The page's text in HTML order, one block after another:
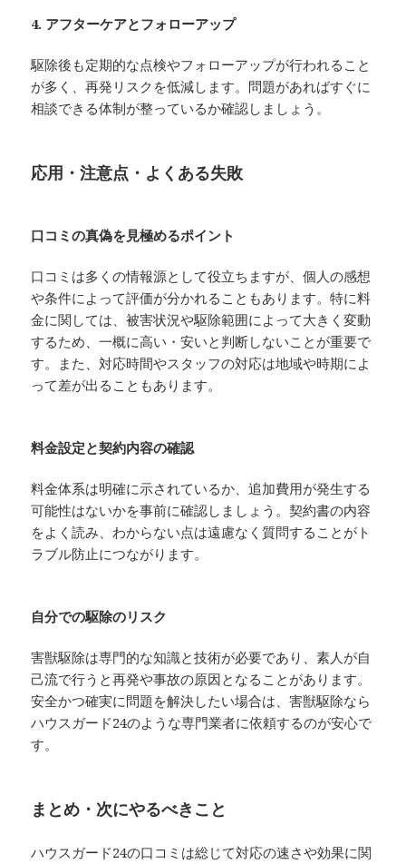
4. アフターケアとフォローアップ
駆除後も定期的な点検やフォローアップが行われること
が多く、再発リスクを低減します。問題があればすぐに
相談できる体制が整っているか確認しましょう。
応用・注意点・よくある失敗
口コミの真偽を見極めるポイント
口コミは多くの情報源として役立ちますが、個人の感想
や条件によって評価が分かれることもあります。特に料
金に関しては、被害状況や駆除範囲によって大きく変動
するため、一概に高い・安いと判断しないことが重要で
す。また、対応時間やスタッフの対応は地域や時期によ
って差が出ることもあります。
料金設定と契約内容の確認
料金体系は明確に示されているか、追加費用が発生する
可能性はないかを事前に確認しましょう。契約書の内容
をよく読み、わからない点は遠慮なく質問することがト
ラブル防止につながります。
自分での駆除のリスク
害獣駆除は専門的な知識と技術が必要であり、素人が自
己流で行うと再発や事故の原因となることがあります。
安全かつ確実に問題を解決したい場合は、害獣駆除なら
ハウスガード24のような専門業者に依頼するのが安心で
す。
まとめ・次にやるべきこと
ハウスガード24の口コミは総じて対応の速さや効果に関